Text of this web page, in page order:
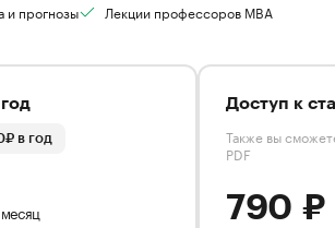
и прогнозы Лекции профессоров MBA
в год
Доступ к
Также вы
PDF
790 ₽